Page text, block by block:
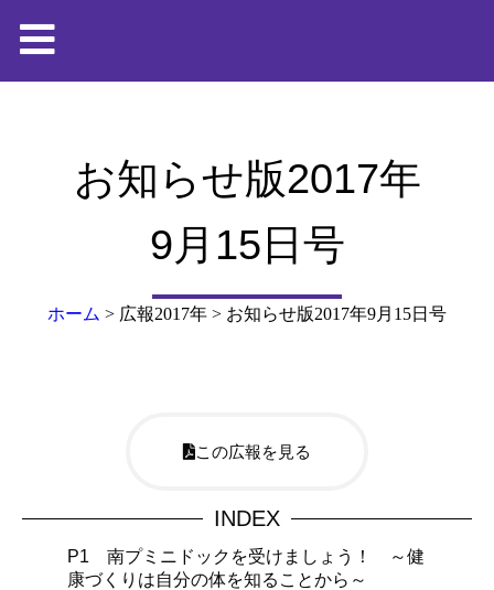
お知らせ版2017年
9月15日号
ホーム > 広報2017年 > お知らせ版2017年9月15日号
この広報を見る
INDEX
P1 南プミニドックを受けましょう！ ～健
康づくりは自分の体を知ることから～